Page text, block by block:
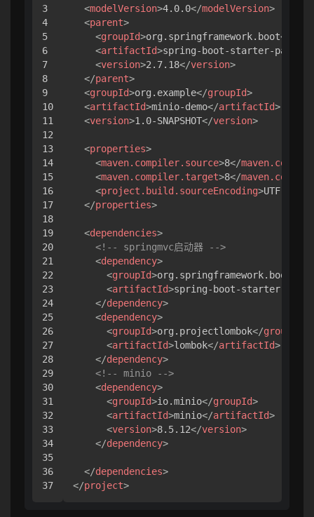
3
4
5
6
7
8
9
10
11
12
13
14
15
16
17
18
19
20
21
22
23
24
25
26
27
28
29
30
31
32
33
34
35
36
<modelVersion>4.0.0</modelVersion>
<parent>
<groupId>org.springframework.boot</
<artifactId>spring-boot-starter-parent
<version>2.7.18</version>
</parent>
<groupId>org.example</groupId>
<artifactId>minio-demo</artifactId>
<version>1.0-SNAPSHOT</version>
<properties>
<maven.compiler.source>8</
<maven.compiler.target>8</
<project.build.sourceEncoding>UTF-8
</properties>
<dependencies>
<!-- springmvc启动器 -->
<dependency>
<groupId>org.springframework.boot
<artifactId>spring-boot-starter-web
</dependency>
<dependency>
<groupId>org.projectlombok</groupId
<artifactId>lombok</artifactId>
</dependency>
<!-- minio -->
<dependency>
<groupId>io.minio</groupId>
<artifactId>minio</artifactId>
<version>8.5.12</version>
</dependency>
</dependencies>
</project>